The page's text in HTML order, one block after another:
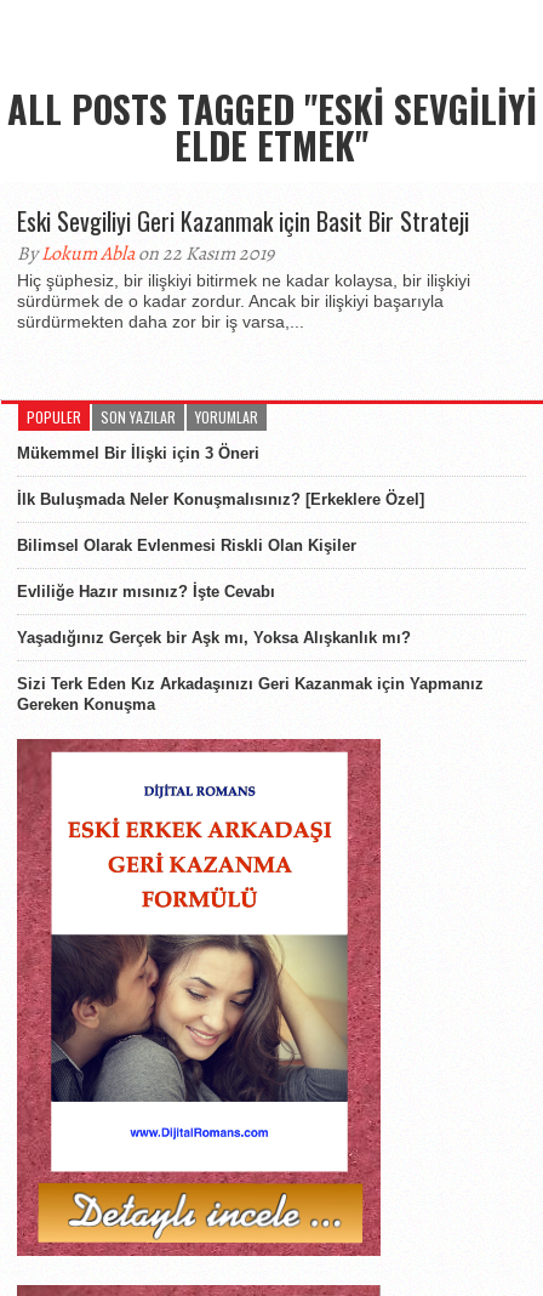
ALL POSTS TAGGED "ESKI SEVGILIYI
ELDE ETMEK"
Eski Sevgiliyi Geri Kazanmak için Basit Bir Strateji
ByLokum Ablaon 22 Kasım 2019
Hiç şüphesiz, bir ilişkiyi bitirmek ne kadar kolaysa, bir ilişkiyi
sürdürmek de o kadar zordur. Ancak bir ilişkiyi başarıyla
sürdürmekten daha zor bir iş varsa,...
POPULER SON YAZILAR YORUMLAR
Mükemmel Bir İlişki için 3 Öneri
İlk Buluşmada Neler Konuşmalısınız? [Erkeklere Özel]
Bilimsel Olarak Evlenmesi Riskli Olan Kişiler
Evliliğe Hazır mısınız? İşte Cevabı
Yaşadığınız Gerçek bir Aşk mı, Yoksa Alışkanlık mı?
Sizi Terk Eden Kız Arkadaşınızı Geri Kazanmak için Yapmanız
Gereken Konuşma